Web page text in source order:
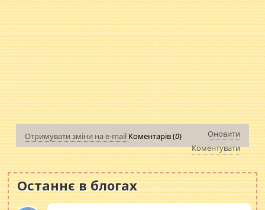
Отримувати зміни на e-mail Коментарів (0)
Оновити
Коментувати
Останнє в блогах